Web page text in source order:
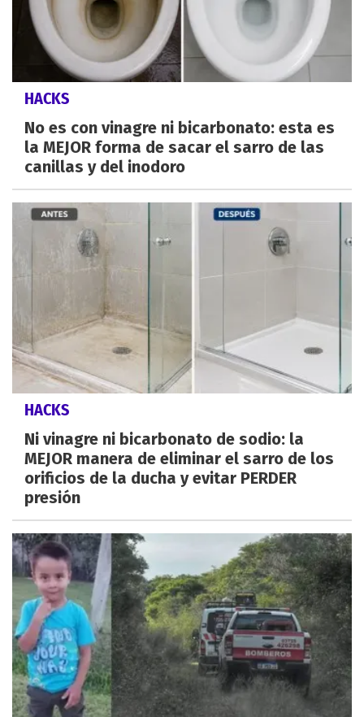
HACKS
No es con vinagre ni bicarbonato: esta es
la MEJOR forma de sacar el sarro de las
canillas y del inodoro
HACKS
Ni vinagre ni bicarbonato de sodio: la
MEJOR manera de eliminar el sarro de los
orificios de la ducha y evitar PERDER
presión